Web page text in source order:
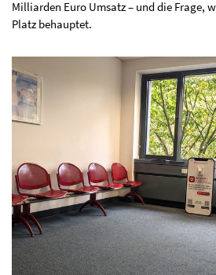
Milliarden Euro Umsatz – und die Frage,
Platz behauptet.